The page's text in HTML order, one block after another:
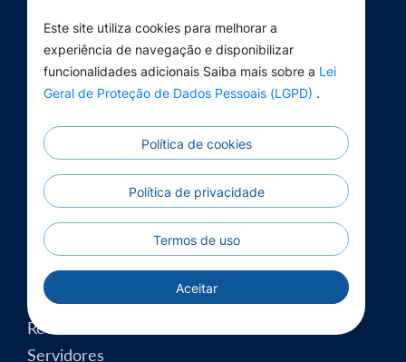
Escalas Médicas
Informações Institucionais
Legislação
Lei Aldir Blanc
Licitações
Normas de Acesso
Parcerias Contratuais
Planejamento
Processo Administrativo
Publicações
Receitas
Servidores
Este site utiliza cookies para melhorar a
experiência de navegação e disponibilizar
funcionalidades adicionais Saiba mais sobre a Lei
Geral de Proteção de Dados Pessoais (LGPD) .
Política de cookies
Política de privacidade
Termos de uso
Aceitar